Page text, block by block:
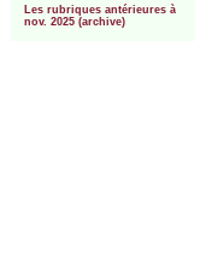
Les rubriques antérieures à
nov. 2025 (archive)